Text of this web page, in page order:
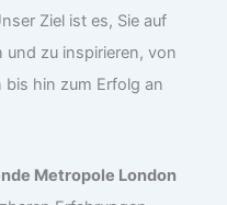
Ziel ist es, Sie auf
und zu inspirieren, von
bis hin zum Erfolg an
Metropole London